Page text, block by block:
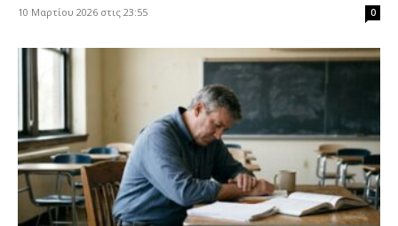
10 Μαρτίου 2026 στις 23:55 0